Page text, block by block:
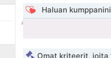
Haluan
Omat kriteerit,